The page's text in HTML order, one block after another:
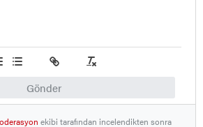
Gönder
ekibi tarafından incelendikten sonra